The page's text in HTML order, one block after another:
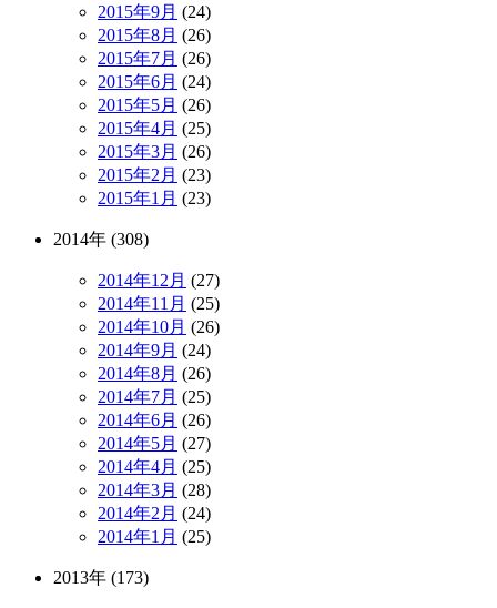
2015年9月 (24)
2015年8月 (26)
2015年7月 (26)
2015年6月 (24)
2015年5月 (26)
2015年4月 (25)
2015年3月 (26)
2015年2月 (23)
2015年1月 (23)
2014年 (308)
2014年12月 (27)
2014年11月 (25)
2014年10月 (26)
2014年9月 (24)
2014年8月 (26)
2014年7月 (25)
2014年6月 (26)
2014年5月 (27)
2014年4月 (25)
2014年3月 (28)
2014年2月 (24)
2014年1月 (25)
2013年 (173)